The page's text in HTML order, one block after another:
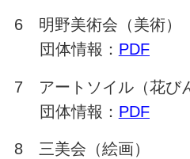
6 明野美術会（美術）
団体情報： PDF
7 アートソイル（花び
団体情報： PDF
8 三美会（絵画）